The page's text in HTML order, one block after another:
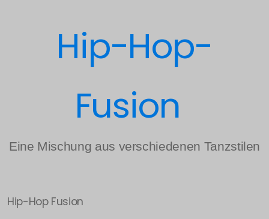
Hip-Hop-
Fusion
Eine Mischung aus verschiedenen Tanzstilen
Hip-Hop Fusion